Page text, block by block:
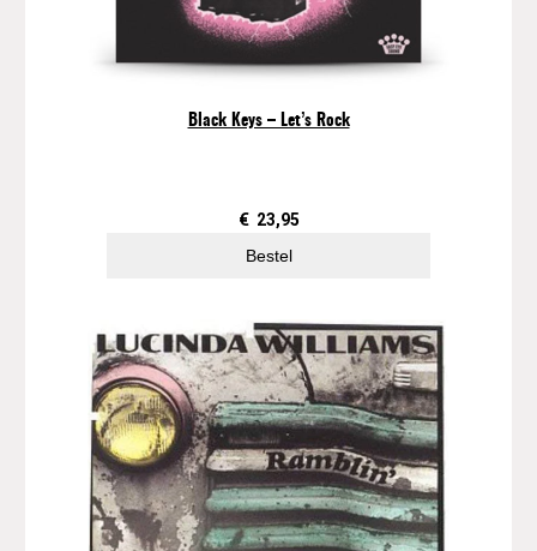
Black Keys – Let’s Rock
€ 23,95
Bestel